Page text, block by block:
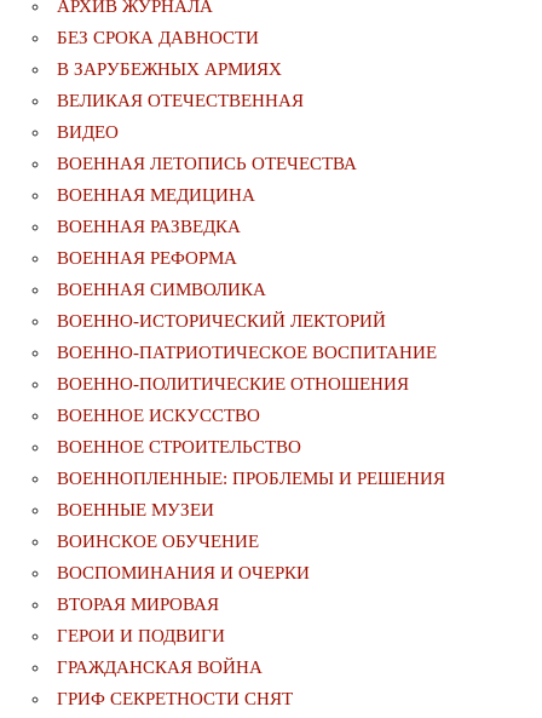
АРХИВ ЖУРНАЛА
БЕЗ СРОКА ДАВНОСТИ
В ЗАРУБЕЖНЫХ АРМИЯХ
ВЕЛИКАЯ ОТЕЧЕСТВЕННАЯ
ВИДЕО
ВОЕННАЯ ЛЕТОПИСЬ ОТЕЧЕСТВА
ВОЕННАЯ МЕДИЦИНА
ВОЕННАЯ РАЗВЕДКА
ВОЕННАЯ РЕФОРМА
ВОЕННАЯ СИМВОЛИКА
ВОЕННО-ИСТОРИЧЕСКИЙ ЛЕКТОРИЙ
ВОЕННО-ПАТРИОТИЧЕСКОЕ ВОСПИТАНИЕ
ВОЕННО-ПОЛИТИЧЕСКИE ОТНОШЕНИЯ
ВОЕННОЕ ИСКУССТВО
ВОЕННОЕ СТРОИТЕЛЬСТВО
ВОЕННОПЛЕННЫЕ: ПРОБЛЕМЫ И РЕШЕНИЯ
ВОЕННЫЕ МУЗЕИ
ВОИНСКОЕ ОБУЧЕНИЕ
ВОСПОМИНАНИЯ И ОЧЕРКИ
ВТОРАЯ МИРОВАЯ
ГЕРОИ И ПОДВИГИ
ГРАЖДАНСКАЯ ВОЙНА
ГРИФ СЕКРЕТНОСТИ СНЯТ